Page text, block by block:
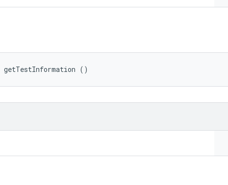
getTestInformation ()